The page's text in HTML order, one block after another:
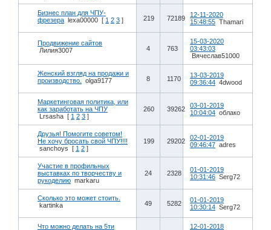
Бизнес план для ЧПУ-
фрезера lexa00000 [ 1 2 3 ] 219 72189
12-11-2020
15:48:55 Thamari
Продвижение сайтов
Лилия3007
4 763
15-03-2020
03:43:03
Вячеслав51000
Женский взгляд на продажи и
производство.
olga9177 8 1170
13-03-2019
09:36:44 4dwood
Маркетинговая политика, или
как заработать на ЧПУ
Lrsasha [ 1 2 3 ]
260 39262
03-01-2019
10:04:04 облако
Друзья! Помогите советом!
Не хочу бросать свой ЧПУ!!!!
sanchoys [ 1 2 ]
199 29202
02-01-2019
09:46:47 adres
Участие в профильных
выставках по творчеству и
рукоделию markaru
24 2328
01-01-2019
10:31:46 Serg72
Сколько это может стоить.
kartinka
49 5282
01-01-2019
10:30:14 Serg72
Что можно делать на 5ти 12-01-2018